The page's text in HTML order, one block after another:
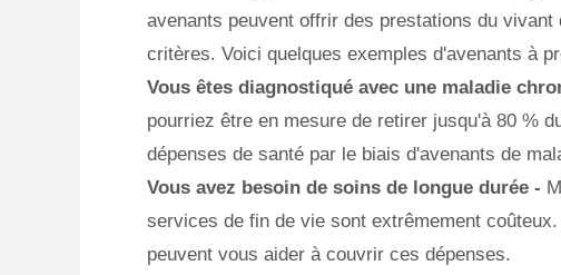
avenants peuvent offrir des prestations du
critères. Voici quelques exemples d'avenants à
Vous êtes diagnostiqué avec une maladie
pourriez être en mesure de retirer jusqu'à 80 %
dépenses de santé par le biais d'avenants de
Vous avez besoin de soins de longue durée -
services de fin de vie sont extrêmement
peuvent vous aider à couvrir ces dépenses.